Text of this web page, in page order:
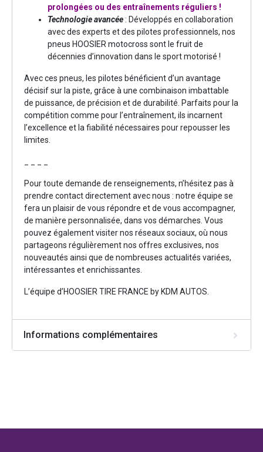
prolongées ou des entraînements réguliers !
Technologie avancée: Développés en collaboration
avec des experts et des pilotes professionnels, nos
pneus HOOSIER motocross sont le fruit de
décennies d’innovation dans le sport motorisé !
Avec ces pneus, les pilotes bénéficient d’un avantage
décisif sur la piste, grâce à une combinaison imbattable
de puissance, de précision et de durabilité. Parfaits pour la
compétition comme pour l’entraînement, ils incarnent
l’excellence et la fiabilité nécessaires pour repousser les
limites.
Pour toute demande de renseignements, n’hésitez pas à
prendre contact directement avec nous : notre équipe se
fera un plaisir de vous répondre et de vous accompagner,
de manière personnalisée, dans vos démarches. Vous
pouvez également visiter nos réseaux sociaux, où nous
partageons régulièrement nos offres exclusives, nos
nouveautés ainsi que de nombreuses actualités variées,
intéressantes et enrichissantes.
L’équipe d’HOOSIER TIRE FRANCE by KDM AUTOS.
Informations complémentaires